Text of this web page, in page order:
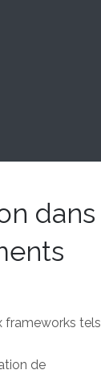
dans
frameworks tels
de